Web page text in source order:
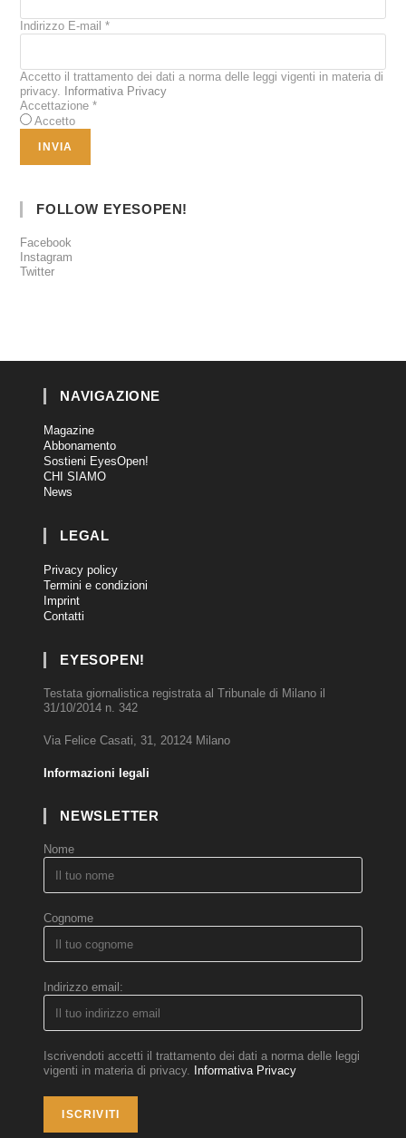
Indirizzo E-mail*
Accetto il trattamento dei dati a norma delle leggi vigenti in materia di
privacy.
Informativa Privacy
Accettazione*
Accetto
FOLLOW EYESOPEN!
Facebook
Instagram
Twitter
NAVIGAZIONE
Magazine
Abbonamento
Sostieni EyesOpen!
CHI SIAMO
News
LEGAL
Privacy policy
Termini e condizioni
Imprint
Contatti
EYESOPEN!
Testata giornalistica registrata al Tribunale di Milano il
31/10/2014 n. 342
Via Felice Casati, 31, 20124 Milano
Informazioni legali
NEWSLETTER
Nome
Cognome
Indirizzo email:
Iscrivendoti accetti il trattamento dei dati a norma delle leggi
vigenti in materia di privacy. Informativa Privacy